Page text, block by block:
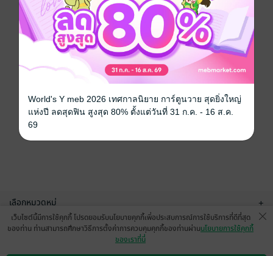
เลือกหมวดหมู่ +
บริการช่วยเหลือ
เว็บไซต์นี้มีการใช้คุกกี้ โปรดยอมรับนโยบายคุกกี้เพื่อประสบการณ์การใช้บริการที่ดีที่สุด
ของท่าน ท่านสามารถศึกษาวิธีการตั้งค่าการควบคุมคุกกี้ของท่านผ่านนโยบายการใช้คุกกี้
ของเราที่นี่
World's Y meb 2026 เทศกาลนิยาย การ์ตูนวาย สุดยิ่งใหญ่
แห่งปี ลดสุดฟิน สูงสุด 80% ตั้งแต่วันที่ 31 ก.ค. - 16 ส.ค.
69